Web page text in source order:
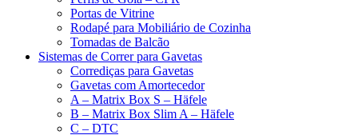
Portas de Vitrine
Rodapé para Mobiliário de Cozinha
Tomadas de Balcão
Sistemas de Correr para Gavetas
Corrediças para Gavetas
Gavetas com Amortecedor
A – Matrix Box S – Häfele
B – Matrix Box Slim A – Häfele
C – DTC